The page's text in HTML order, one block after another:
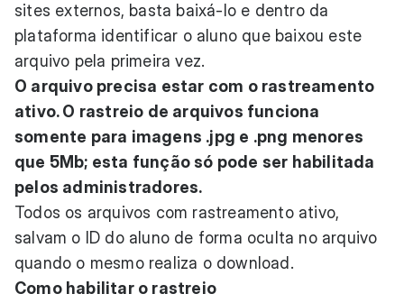
sites externos, basta baixá-lo e dentro da
plataforma identificar o aluno que baixou este
arquivo pela primeira vez.
O arquivo precisa estar com o rastreamento
ativo. O rastreio de arquivos funciona
somente para imagens .jpg e .png menores
que 5Mb; esta função só pode ser habilitada
pelos administradores.
Todos os arquivos com rastreamento ativo,
salvam o ID do aluno de forma oculta no arquivo
quando o mesmo realiza o download.
Como habilitar o rastreio